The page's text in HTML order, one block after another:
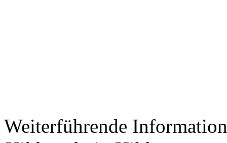
Weiterführende